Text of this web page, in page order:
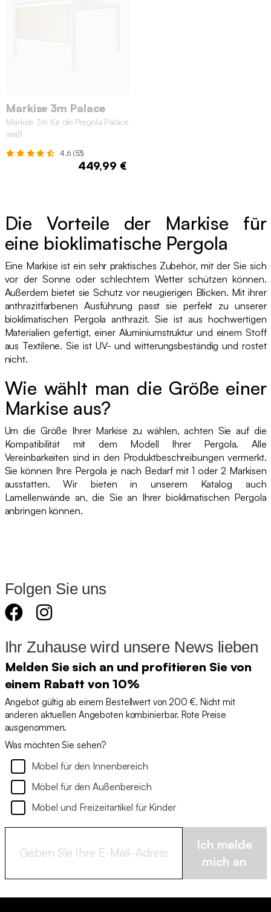
Markise 3m Palace
Markise 3m für die Pergola Palace
weiß
4.6 (53)
449,99 €
Die Vorteile der Markise für
eine bioklimatische Pergola
Eine Markise ist ein sehr praktisches Zubehör, mit der Sie sich
vor der Sonne oder schlechtem Wetter schützen können.
Außerdem bietet sie Schutz vor neugierigen Blicken. Mit ihrer
anthrazitfarbenen Ausführung passt sie perfekt zu unserer
bioklimatischen Pergola anthrazit. Sie ist aus hochwertigen
Materialien gefertigt, einer Aluminiumstruktur und einem Stoff
aus Textilene. Sie ist UV- und witterungsbeständig und rostet
nicht.
Wie wählt man die Größe einer
Markise aus?
Um die Größe Ihrer Markise zu wählen, achten Sie auf die
Kompatibilität mit dem Modell Ihrer Pergola. Alle
Vereinbarkeiten sind in den Produktbeschreibungen vermerkt.
Sie können Ihre Pergola je nach Bedarf mit 1 oder 2 Markisen
ausstatten. Wir bieten in unserem Katalog auch
Lamellenwände an, die Sie an Ihrer bioklimatischen Pergola
anbringen können.
Folgen Sie uns
Ihr Zuhause wird unsere News lieben
Melden Sie sich an und profitieren Sie von
einem Rabatt von 10%
Angebot gültig ab einem Bestellwert von 200 €. Nicht mit
anderen aktuellen Angeboten kombinierbar. Rote Preise
ausgenommen.
Was möchten Sie sehen?
Möbel für den Innenbereich
Möbel für den Außenbereich
Möbel und Freizeitartikel für Kinder
Ich melde
mich an